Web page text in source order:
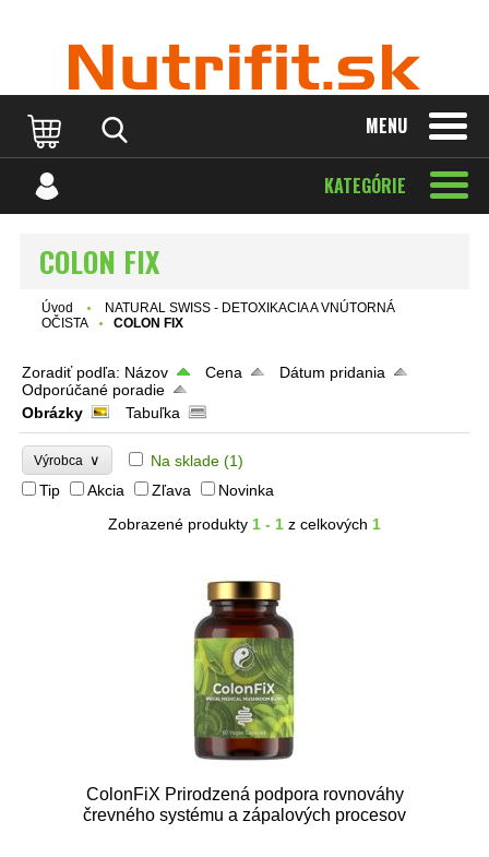
MENU
KATEGÓRIE
COLON FIX
Úvod
NATURAL SWISS - DETOXIKACIA A VNÚTORNÁ
OČISTA
COLON FIX
Zoradiť podľa: Názov Cena
Dátum pridania
Odporúčané poradie
Obrázky
Tabuľka
Výrobca ∨ Na sklade (1)
Tip
Akcia Zľava
Novinka
Zobrazené produkty 1 - 1 z celkových 1
ColonFiX Prirodzená podpora rovnováhy
črevného systému a zápalových procesov